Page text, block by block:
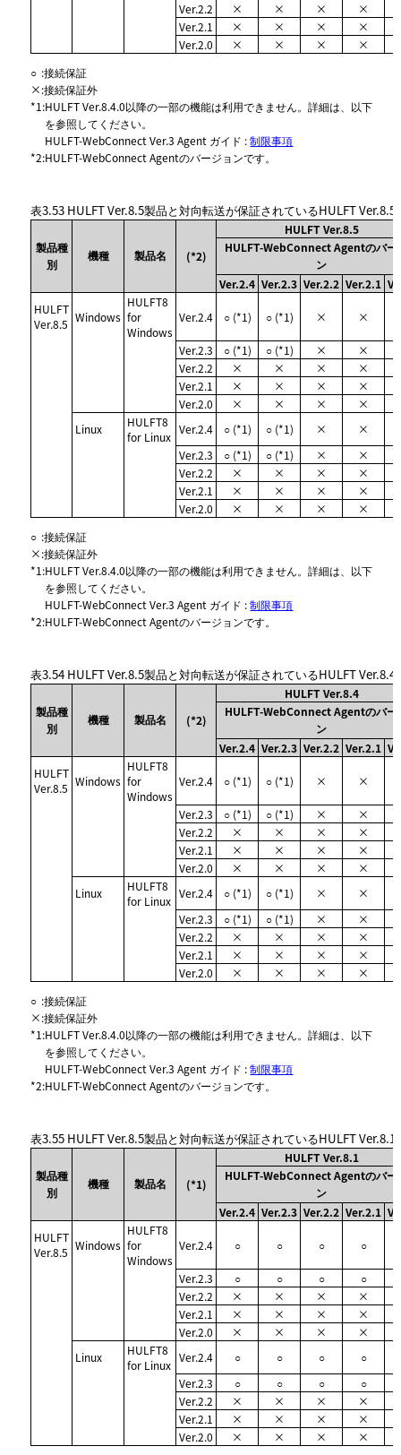
Ver.2.2 × × × ×
Ver.2.1
× × × ×
Ver.2.0
× × × ×
○ :接続保証
×:接続保証外
*1:HULFT Ver.8.4.0以降の一部の機能は利用できません。詳細は、以下
を参照してください。
HULFT-WebConnect Ver.3 Agent ガイド :制限事項
*2:HULFT-WebConnect Agentのバージョンです。
表3.53 HULFT Ver.8.5製品と対向転送が保証されているHULFT Ver.8.5
製品種
別
機種 製品名 (*2)
HULFT Ver.8.5
HULFT-WebConnect Agentのバー
ン
Ver.2.4 Ver.2.3 Ver.2.2 Ver.2.1
HULFT
Ver.8.5 Windows
HULFT8
for
Windows
Ver.2.4 ○ (*1) ○ (*1) × ×
Ver.2.3 ○ (*1) ○ (*1) × ×
Ver.2.2
× × × ×
Ver.2.1
× × × ×
Ver.2.0
× × × ×
Linux
HULFT8
for Linux
Ver.2.4 ○ (*1) ○ (*1) × ×
Ver.2.3
○ (*1) ○ (*1) × ×
Ver.2.2
× × × ×
Ver.2.1
× × × ×
Ver.2.0
× × × ×
○ :接続保証
×:接続保証外
*1:HULFT Ver.8.4.0以降の一部の機能は利用できません。詳細は、以下
を参照してください。
HULFT-WebConnect Ver.3 Agent ガイド :制限事項
*2:HULFT-WebConnect Agentのバージョンです。
表3.54 HULFT Ver.8.5製品と対向転送が保証されているHULFT Ver.8.4
製品種
別
機種 製品名 (*2)
HULFT Ver.8.4
HULFT-WebConnect Agentのバー
ン
Ver.2.4 Ver.2.3 Ver.2.2 Ver.2.1
HULFT
Ver.8.5 Windows
HULFT8
for
Windows
Ver.2.4 ○ (*1) ○ (*1) × ×
Ver.2.3 ○ (*1) ○ (*1) × ×
Ver.2.2
× × × ×
Ver.2.1
× × × ×
Ver.2.0
× × × ×
Linux
HULFT8
for Linux
Ver.2.4 ○ (*1) ○ (*1) × ×
Ver.2.3
○ (*1) ○ (*1) × ×
Ver.2.2
× × × ×
Ver.2.1
× × × ×
Ver.2.0
× × × ×
○ :接続保証
×:接続保証外
*1:HULFT Ver.8.4.0以降の一部の機能は利用できません。詳細は、以下
を参照してください。
HULFT-WebConnect Ver.3 Agent ガイド :制限事項
*2:HULFT-WebConnect Agentのバージョンです。
表3.55 HULFT Ver.8.5製品と対向転送が保証されているHULFT Ver.8.1
製品種
別
機種 製品名 (*1)
HULFT Ver.8.1
HULFT-WebConnect Agentのバー
ン
Ver.2.4 Ver.2.3 Ver.2.2 Ver.2.1
HULFT
Ver.8.5 Windows
HULFT8
for
Windows
Ver.2.4 ○ ○ ○ ○
Ver.2.3 ○ ○ ○
○
Ver.2.2
× × × ×
Ver.2.1
× × × ×
Ver.2.0
× × × ×
Linux
HULFT8
for Linux
Ver.2.4 ○ ○ ○
○
Ver.2.3
○ ○ ○
○
Ver.2.2
× × × ×
Ver.2.1
× × × ×
Ver.2.0
× × × ×